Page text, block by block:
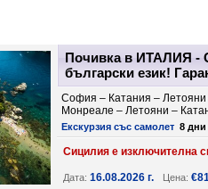
Почивка в ИТАЛИЯ -
български език!
София – Катания –
Монреале – Летояни –
Екскурзия със самолет 8 дни
Сицилия е изключителна
Дата: 16.08.2026 г. Цена: